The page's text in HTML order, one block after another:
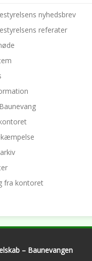
nyhedsbrev
referater
fra kontoret
– Baunevangen